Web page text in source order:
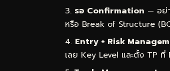
รอ Confirmation — อย่
หรือ Break of Structure
Entry + Risk
เลย Key Level และตั้ง TP ที่